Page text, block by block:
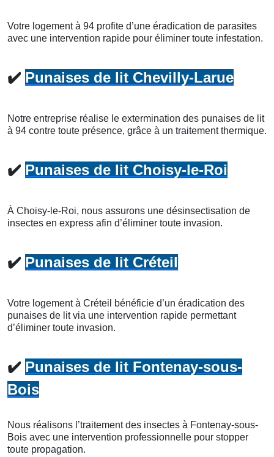
Votre logement à 94 profite d’une éradication de parasites
avec une intervention rapide pour éliminer toute infestation.
✔️ Punaises de lit Chevilly-Larue
Notre entreprise réalise le extermination des punaises de lit
à 94 contre toute présence, grâce à un traitement thermique.
✔️ Punaises de lit Choisy-le-Roi
À Choisy-le-Roi, nous assurons une désinsectisation de
insectes en express afin d’éliminer toute invasion.
✔️ Punaises de lit Créteil
Votre logement à Créteil bénéficie d’un éradication des
punaises de lit via une intervention rapide permettant
d’éliminer toute invasion.
✔️ Punaises de lit Fontenay-sous-
Bois
Nous réalisons l’traitement des insectes à Fontenay-sous-
Bois avec une intervention professionnelle pour stopper
toute propagation.